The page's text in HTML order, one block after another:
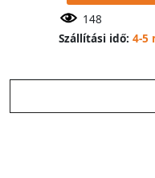
148
Szállítási idő: 4-5